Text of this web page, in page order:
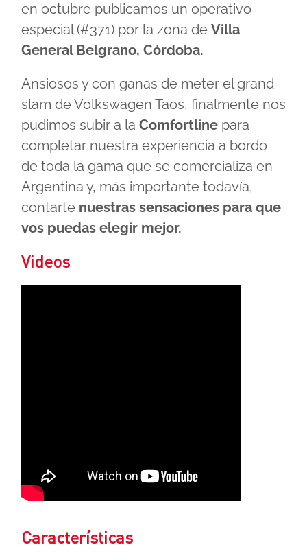
en octubre publicamos un operativo
especial (#371) por la zona de Villa
General Belgrano, Córdoba.
Ansiosos y con ganas de meter el grand
slam de Volkswagen Taos, finalmente nos
pudimos subir a la Comfortline para
completar nuestra experiencia a bordo
de toda la gama que se comercializa en
Argentina y, más importante todavía,
contarte nuestras sensaciones para que
vos puedas elegir mejor.
Videos
Características